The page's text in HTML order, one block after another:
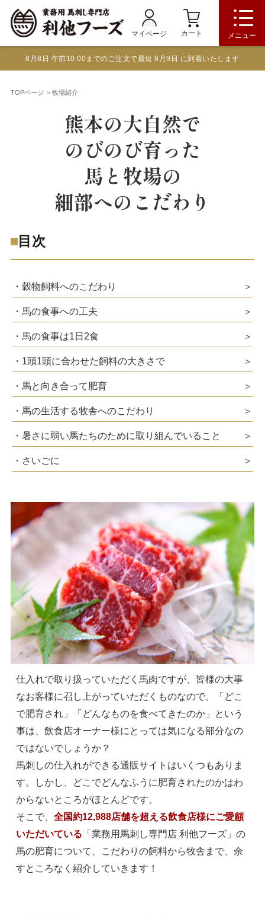
マイページ カート メニュー
8月8日 午前10:00までのご注文で最短 8月9日 に到着いたします
TOPページ ＞牧場紹介
熊本の大自然で
のびのび育った
馬と牧場の
細部へのこだわり
目次
・穀物飼料へのこだわり ＞
・馬の食事への工夫 ＞
・馬の食事は1日2食 ＞
・1頭1頭に合わせた飼料の大きさで ＞
・馬と向き合って肥育 ＞
・馬の生活する牧舎へのこだわり ＞
・暑さに弱い馬たちのために取り組んでいること ＞
・さいごに ＞
仕入れで取り扱っていただく馬肉ですが、皆様の大事
なお客様に召し上がっていただくものなので、「どこ
で肥育され」「どんなものを食べてきたのか」という
事は、飲食店オーナー様にとっては気になる部分なの
ではないでしょうか？
馬刺しの仕入れができる通販サイトはいくつもありま
す。しかし、どこでどんなふうに肥育されたのかはわ
からないところがほとんどです。
そこで、 全国約12,988店舗を超える飲食店様にご愛顧
いただいている 「業務用馬刺し専門店 利他フーズ」の
馬の肥育について、こだわりの飼料から牧舎まで、余
すところなく紹介していきます！